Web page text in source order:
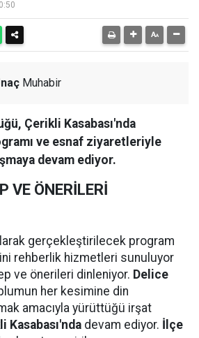
Muhabir
Çerikli Kasabası'nda
ve esnaf ziyaretleriyle
devam ediyor.
VE ÖNERİLERİ
gerçekleştirilecek program
rehberlik hizmetleri sunuluyor
ve önerileri dinleniyor. Delice
her kesimine din
amacıyla yürüttüğü irşat
Kasabası'nda devam ediyor. İlçe